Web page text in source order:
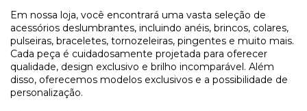
Em nossa loja, você encontrará uma vasta seleção de
acessórios deslumbrantes, incluindo anéis, brincos, colares,
pulseiras, braceletes, tornozeleiras, pingentes e muito mais.
Cada peça é cuidadosamente projetada para oferecer
qualidade, design exclusivo e brilho incomparável. Além
disso, oferecemos modelos exclusivos e a possibilidade de
personalização.